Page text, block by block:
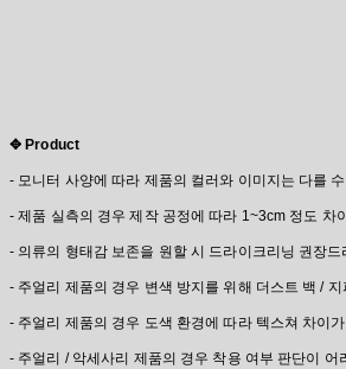
✥ Product
- 모니터 사양에 따라 제품의 컬러와 이미지는 다를
- 제품 실측의 경우 제작 공정에 따라 1~3cm 정도 차
- 의류의 형태감 보존을 원할 시 드라이크리닝 권장드
- 주얼리 제품의 경우 변색 방지를 위해 더스트 백 /
- 주얼리 제품의 경우 도색 환경에 따라 텍스쳐 차이
- 주얼리 / 악세사리 제품의 경우 착용 여부 판단이 어